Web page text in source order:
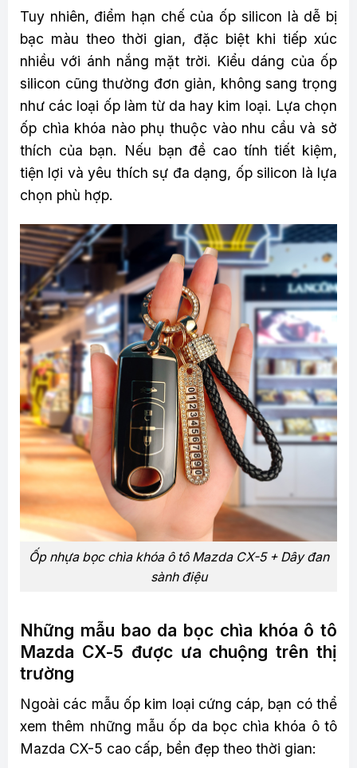
Tuy nhiên, điểm hạn chế của ốp silicon là dễ bị
bạc màu theo thời gian, đặc biệt khi tiếp xúc
nhiều với ánh nắng mặt trời. Kiểu dáng của ốp
silicon cũng thường đơn giản, không sang trọng
như các loại ốp làm từ da hay kim loại. Lựa chọn
ốp chìa khóa nào phụ thuộc vào nhu cầu và sở
thích của bạn. Nếu bạn đề cao tính tiết kiệm,
tiện lợi và yêu thích sự đa dạng, ốp silicon là lựa
chọn phù hợp.
Ốp nhựa bọc chìa khóa ô tô Mazda CX-5 + Dây đan
sành điệu
Những mẫu bao da bọc chìa khóa ô tô
Mazda CX-5 được ưa chuộng trên thị
trường
Ngoài các mẫu ốp kim loại cứng cáp, bạn có thể
xem thêm những mẫu ốp da bọc chìa khóa ô tô
Mazda CX-5 cao cấp, bền đẹp theo thời gian: